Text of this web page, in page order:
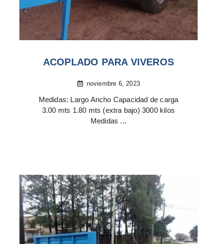
ACOPLADO PARA VIVEROS
noviembre 6, 2023
Medidas: Largo Ancho Capacidad de carga
3.00 mts 1.80 mts (extra bajo) 3000 kilos
Medidas ...